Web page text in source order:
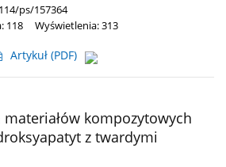
ps/157364
Artykuł (PDF)
118 Wyświetlenia: 313
materiałów kompozytowych
z twardymi